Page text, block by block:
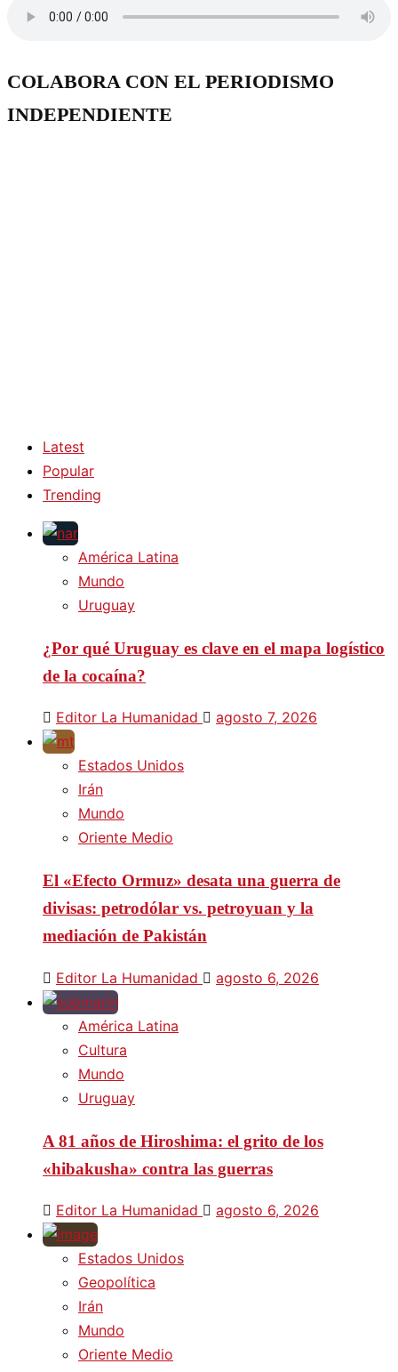
COLABORA CON EL PERIODISMO
INDEPENDIENTE
Latest
Popular
Trending
América Latina
Mundo
Uruguay
¿Por qué Uruguay es clave en el mapa logístico
de la cocaína?
Editor La Humanidad agosto 7, 2026
Estados Unidos
Irán
Mundo
Oriente Medio
El «Efecto Ormuz» desata una guerra de
divisas: petrodólar vs. petroyuan y la
mediación de Pakistán
Editor La Humanidad agosto 6, 2026
América Latina
Cultura
Mundo
Uruguay
A 81 años de Hiroshima: el grito de los
«hibakusha» contra las guerras
Editor La Humanidad agosto 6, 2026
Estados Unidos
Geopolítica
Irán
Mundo
Oriente Medio